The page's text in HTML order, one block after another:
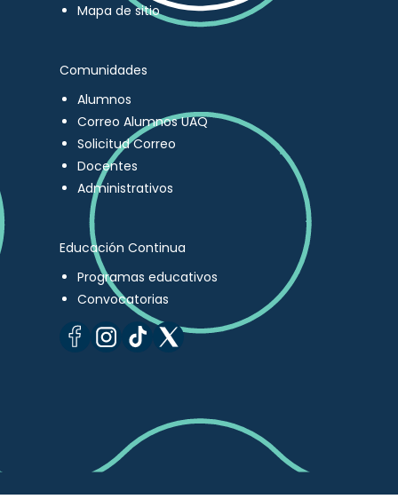
Mapa de sitio
Comunidades
Alumnos
Correo Alumnos UAQ
Solicitud Correo
Docentes
Administrativos
Educación Continua
Programas educativos
Convocatorias